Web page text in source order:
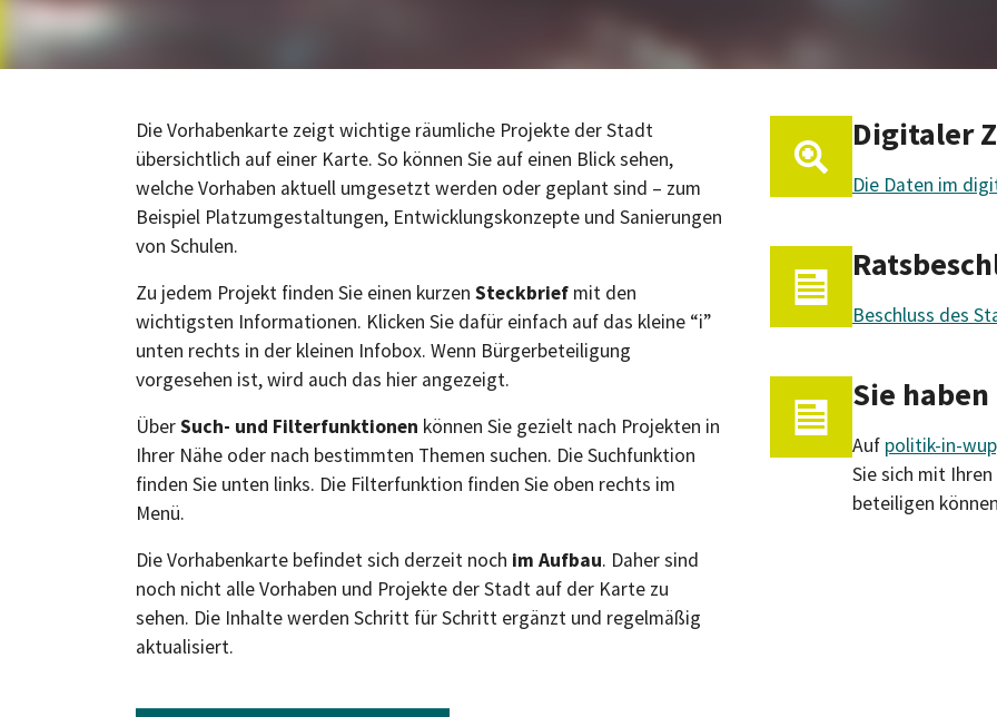
Die Vorhabenkarte zeigt wichtige räumliche Projekte der Stadt
übersichtlich auf einer Karte. So können Sie auf einen Blick sehen,
welche Vorhaben aktuell umgesetzt werden oder geplant sind – zum
Beispiel Platzumgestaltungen, Entwicklungskonzepte und Sanierungen
von Schulen.
Zu jedem Projekt finden Sie einen kurzen Steckbrief mit den
wichtigsten Informationen. Klicken Sie dafür einfach auf das kleine “i”
unten rechts in der kleinen Infobox. Wenn Bürgerbeteiligung
vorgesehen ist, wird auch das hier angezeigt.
ÜberSuch- und Filterfunktionen können Sie gezielt nach Projekten in
Ihrer Nähe oder nach bestimmten Themen suchen. Die Suchfunktion
finden Sie unten links. Die Filterfunktion finden Sie oben rechts im
Menü.
Die Vorhabenkarte befindet sich derzeit noch im Aufbau. Daher sind
noch nicht alle Vorhaben und Projekte der Stadt auf der Karte zu
sehen. Die Inhalte werden Schritt für Schritt ergänzt und regelmäßig
aktualisiert.
Digitaler
Die Daten im
Beschluss des
Sie
Auf politik-in-
Sie sich mit
beteiligen